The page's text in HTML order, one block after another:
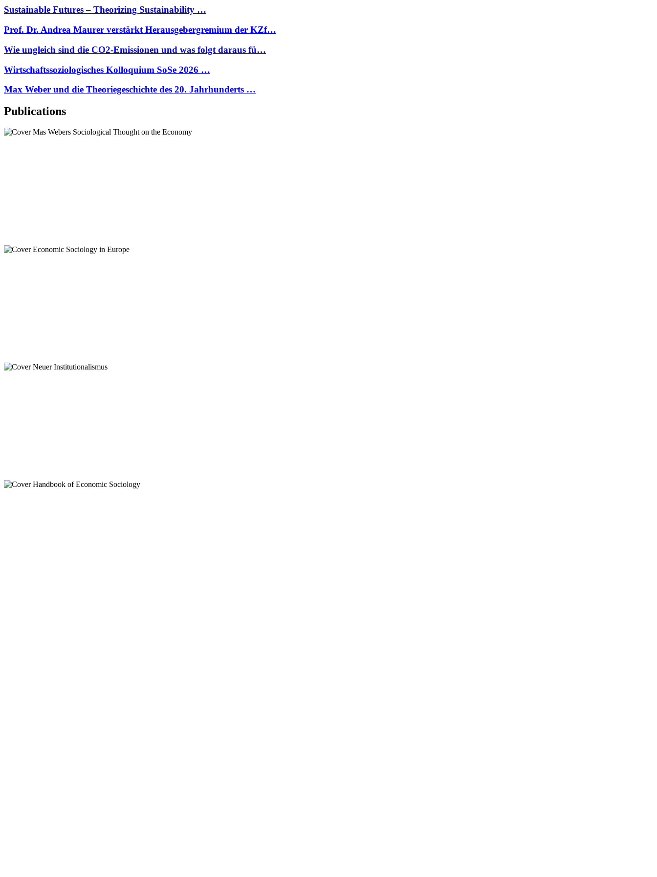
Sustainable Futures – Theorizing Sustainability …
Prof. Dr. Andrea Maurer verstärkt Herausgebergremium der KZf…
Wie ungleich sind die CO2-Emissionen und was folgt daraus fü…
Wirtschaftssoziologisches Kolloquium SoSe 2026 …
Max Weber und die Theoriegeschichte des 20. Jahrhunderts …
Publications